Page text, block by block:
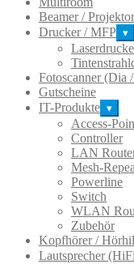
Beamer /
Drucker / MFP ▾
Fotoscanner (Dia
Gutscheine
IT-Produkte ▾
Access-
Controller
LAN
Mesh-
Powerline
Switch
WLAN
Zubehör
Kopfhörer /
Lautsprecher